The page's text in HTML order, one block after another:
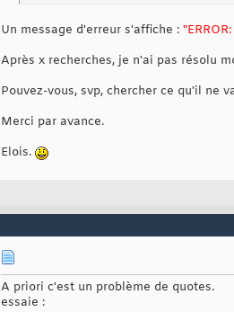
Un message d'erreur s'affiche :
Après x recherches, je n'ai pas résolu
Pouvez-vous, svp, chercher ce qu'il ne
Merci par avance.
Elois.
A priori c'est un problème de quotes.
essaie :